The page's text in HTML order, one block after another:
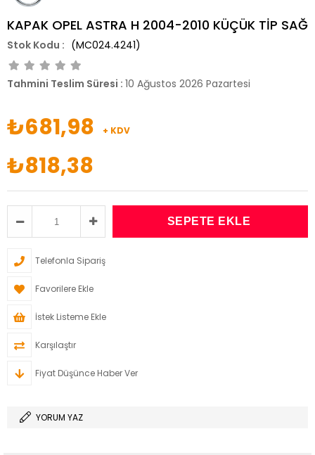
KAPAK OPEL ASTRA H 2004-2010 KÜÇÜK TİP SAĞ
(MC024.4241)
Tahmini Teslim Süresi : 10 Ağustos 2026 Pazartesi
₺681,98 + KDV
₺818,38
Telefonla Sipariş
Favorilere Ekle
İstek Listeme Ekle
Karşılaştır
Fiyat Düşünce Haber Ver
YORUM YAZ